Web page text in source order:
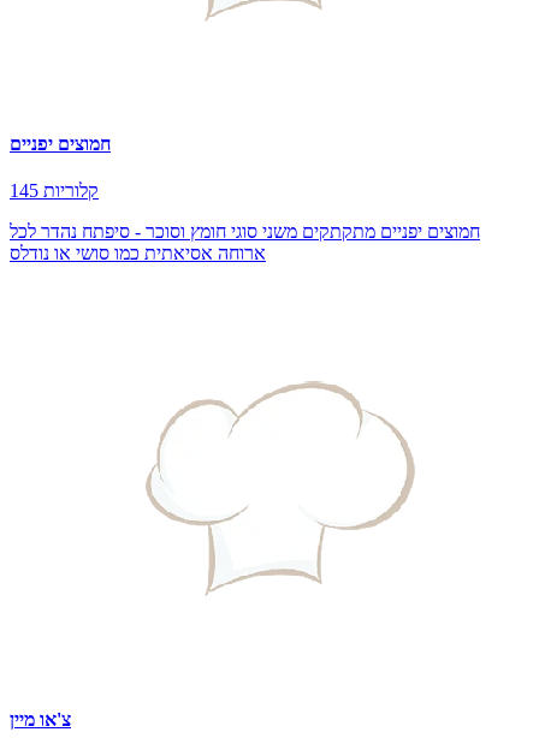
חמוצים יפניים
145 קלוריות
חמוצים יפניים מתקתקים משני סוגי חומץ וסוכר - סיפתח נהדר לכל
ארוחה אסיאתית כמו סושי או נודלס
צ'או מיין